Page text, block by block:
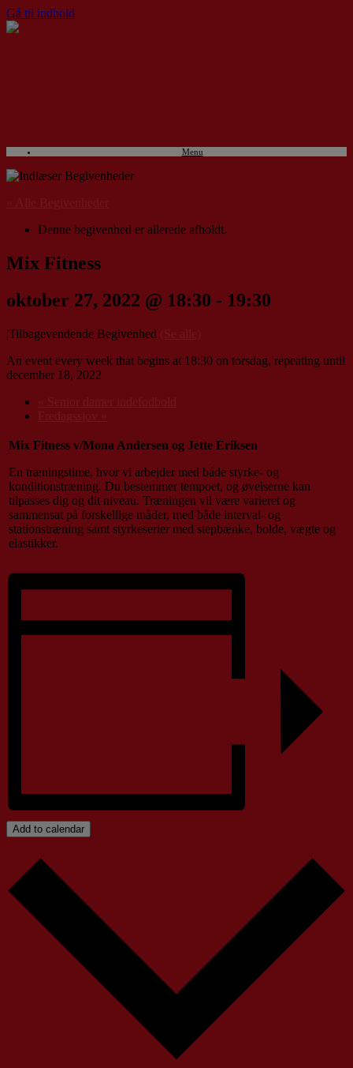
Gå til indhold
Menu
Denne begivenhed er allerede afholdt.
Mix Fitness
oktober 27, 2022 @ 18:30 - 19:30
|Tilbagevendende Begivenhed
An event every week that begins at 18:30 on torsdag, repeating until
december 18, 2022
Mix Fitness v/Mona Andersen og Jette Eriksen
En træningstime, hvor vi arbejder med både styrke- og
konditionstræning. Du bestemmer tempoet, og øvelserne kan
tilpasses dig og dit niveau. Træningen vil være varieret og
sammensat på forskellige måder, med både interval- og
stationstræning samt styrkeserier med stepbænke, bolde, vægte og
elastikker.
Add to calendar